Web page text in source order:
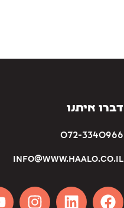
דברו איתנו
072-3340966
info@www.haalo.co.il